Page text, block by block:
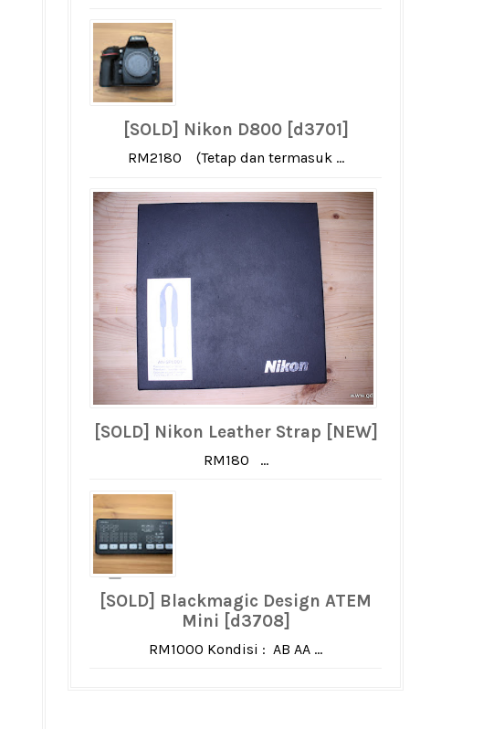
[SOLD] Nikon D800 [d3701]
RM2180 (Tetap dan termasuk ...
[SOLD] Nikon Leather Strap [NEW]
RM180 ...
[SOLD] Blackmagic Design ATEM
Mini [d3708]
RM1000 Kondisi : AB AA ...